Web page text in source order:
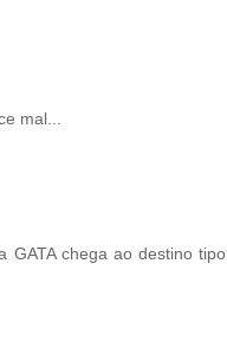
mal...
GATA chega ao destino tipo